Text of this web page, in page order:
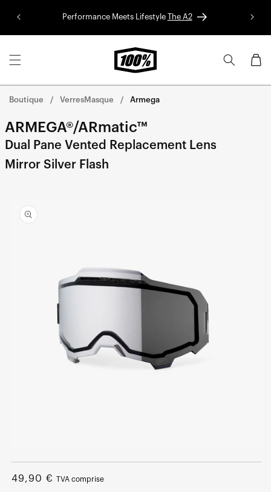
contenu
Performance Meets Lifestyle The A2
Panier
Boutique VerresMasque Armega
ARMEGA®/ARmatic™
Dual Pane Vented Replacement Lens
Mirror Silver Flash
informations
sur le
le
média
1
Prix
49,90 € TVA comprise